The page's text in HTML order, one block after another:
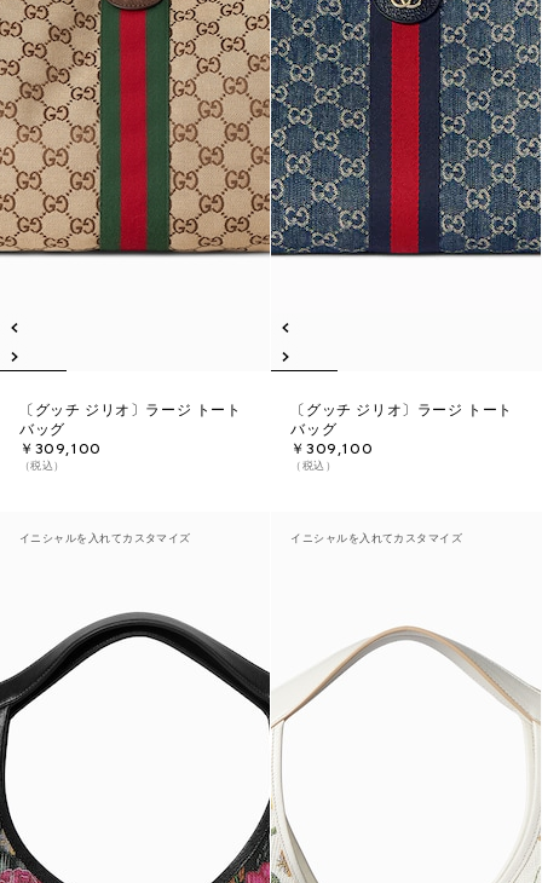
〔グッチ ジリオ〕ラージ トート
バッグ
￥309,100
（税込）
〔グッチ ジリオ〕ラージ トート
バッグ
￥309,100
（税込）
イニシャルを入れてカスタマイズ イニシャルを入れてカスタマイズ